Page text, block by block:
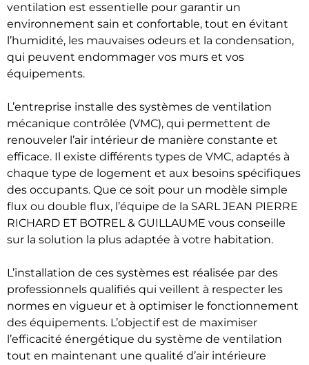
ventilation est essentielle pour garantir un
environnement sain et confortable, tout en évitant
l’humidité, les mauvaises odeurs et la condensation,
qui peuvent endommager vos murs et vos
équipements.
L’entreprise installe des systèmes de ventilation
mécanique contrôlée (VMC), qui permettent de
renouveler l’air intérieur de manière constante et
efficace. Il existe différents types de VMC, adaptés à
chaque type de logement et aux besoins spécifiques
des occupants. Que ce soit pour un modèle simple
flux ou double flux, l’équipe de la SARL JEAN PIERRE
RICHARD ET BOTREL & GUILLAUME vous conseille
sur la solution la plus adaptée à votre habitation.
L’installation de ces systèmes est réalisée par des
professionnels qualifiés qui veillent à respecter les
normes en vigueur et à optimiser le fonctionnement
des équipements. L’objectif est de maximiser
l’efficacité énergétique du système de ventilation
tout en maintenant une qualité d’air intérieure